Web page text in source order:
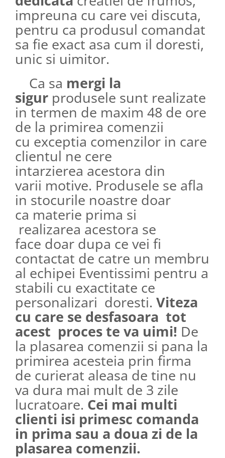
impreuna cu care vei discuta,
pentru ca produsul comandat
sa fie exact asa cum il doresti,
unic si uimitor.
Ca sa mergi la
sigur produsele sunt realizate
in termen de maxim 48 de ore
de la primirea comenzii
cu exceptia comenzilor in care
clientul ne cere
intarzierea acestora din
varii motive. Produsele se afla
in stocurile noastre doar
ca materie prima si
realizarea acestora se
face doar dupa ce vei fi
contactat de catre un membru
al echipei Eventissimi pentru a
stabili cu exactitate ce
personalizari doresti. Viteza
cu care se desfasoara tot
acest proces te va uimi! De
la plasarea comenzii si pana la
primirea acesteia prin firma
de curierat aleasa de tine nu
va dura mai mult de 3 zile
lucratoare. Cei mai multi
clienti isi primesc comanda
in prima sau a doua zi de la
plasarea comenzii.